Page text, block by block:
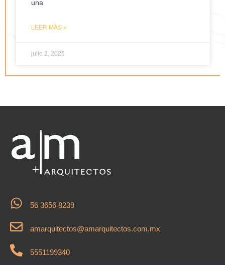
una
LEER MÁS »
julio 2, 2025
56 3656 8239
amarquitectos@amarquitectos.com.mx
5551199340